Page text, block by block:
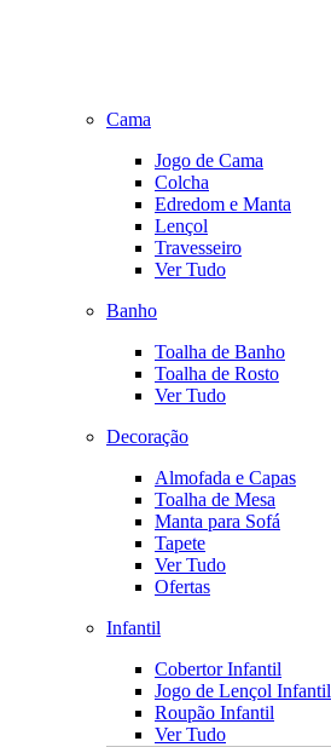
Cama
Jogo de Cama
Colcha
Edredom e Manta
Lençol
Travesseiro
Ver Tudo
Banho
Toalha de Banho
Toalha de Rosto
Ver Tudo
Decoração
Almofada e Capas
Toalha de Mesa
Manta para Sofá
Tapete
Ver Tudo
Ofertas
Infantil
Cobertor Infantil
Jogo de Lençol Infantil
Roupão Infantil
Ver Tudo